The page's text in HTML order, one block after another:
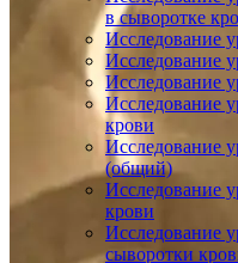
в сыворотке
Исследование
Исследование
Исследование
Исследование
крови
Исследование
(общий)
Исследование
крови
Исследование
сыворотки